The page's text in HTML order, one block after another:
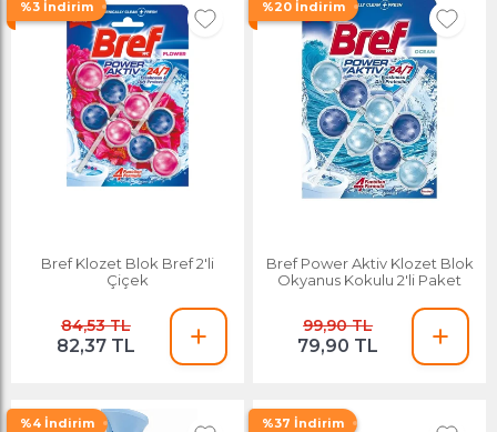
%3 İndirim
Bref Klozet Blok Bref 2'li
Çiçek
84,53 TL
82,37 TL
%20 İndirim
Bref Power Aktiv Klozet Blok
Okyanus Kokulu 2'li Paket
99,90 TL
79,90 TL
%4 İndirim %37 İndirim